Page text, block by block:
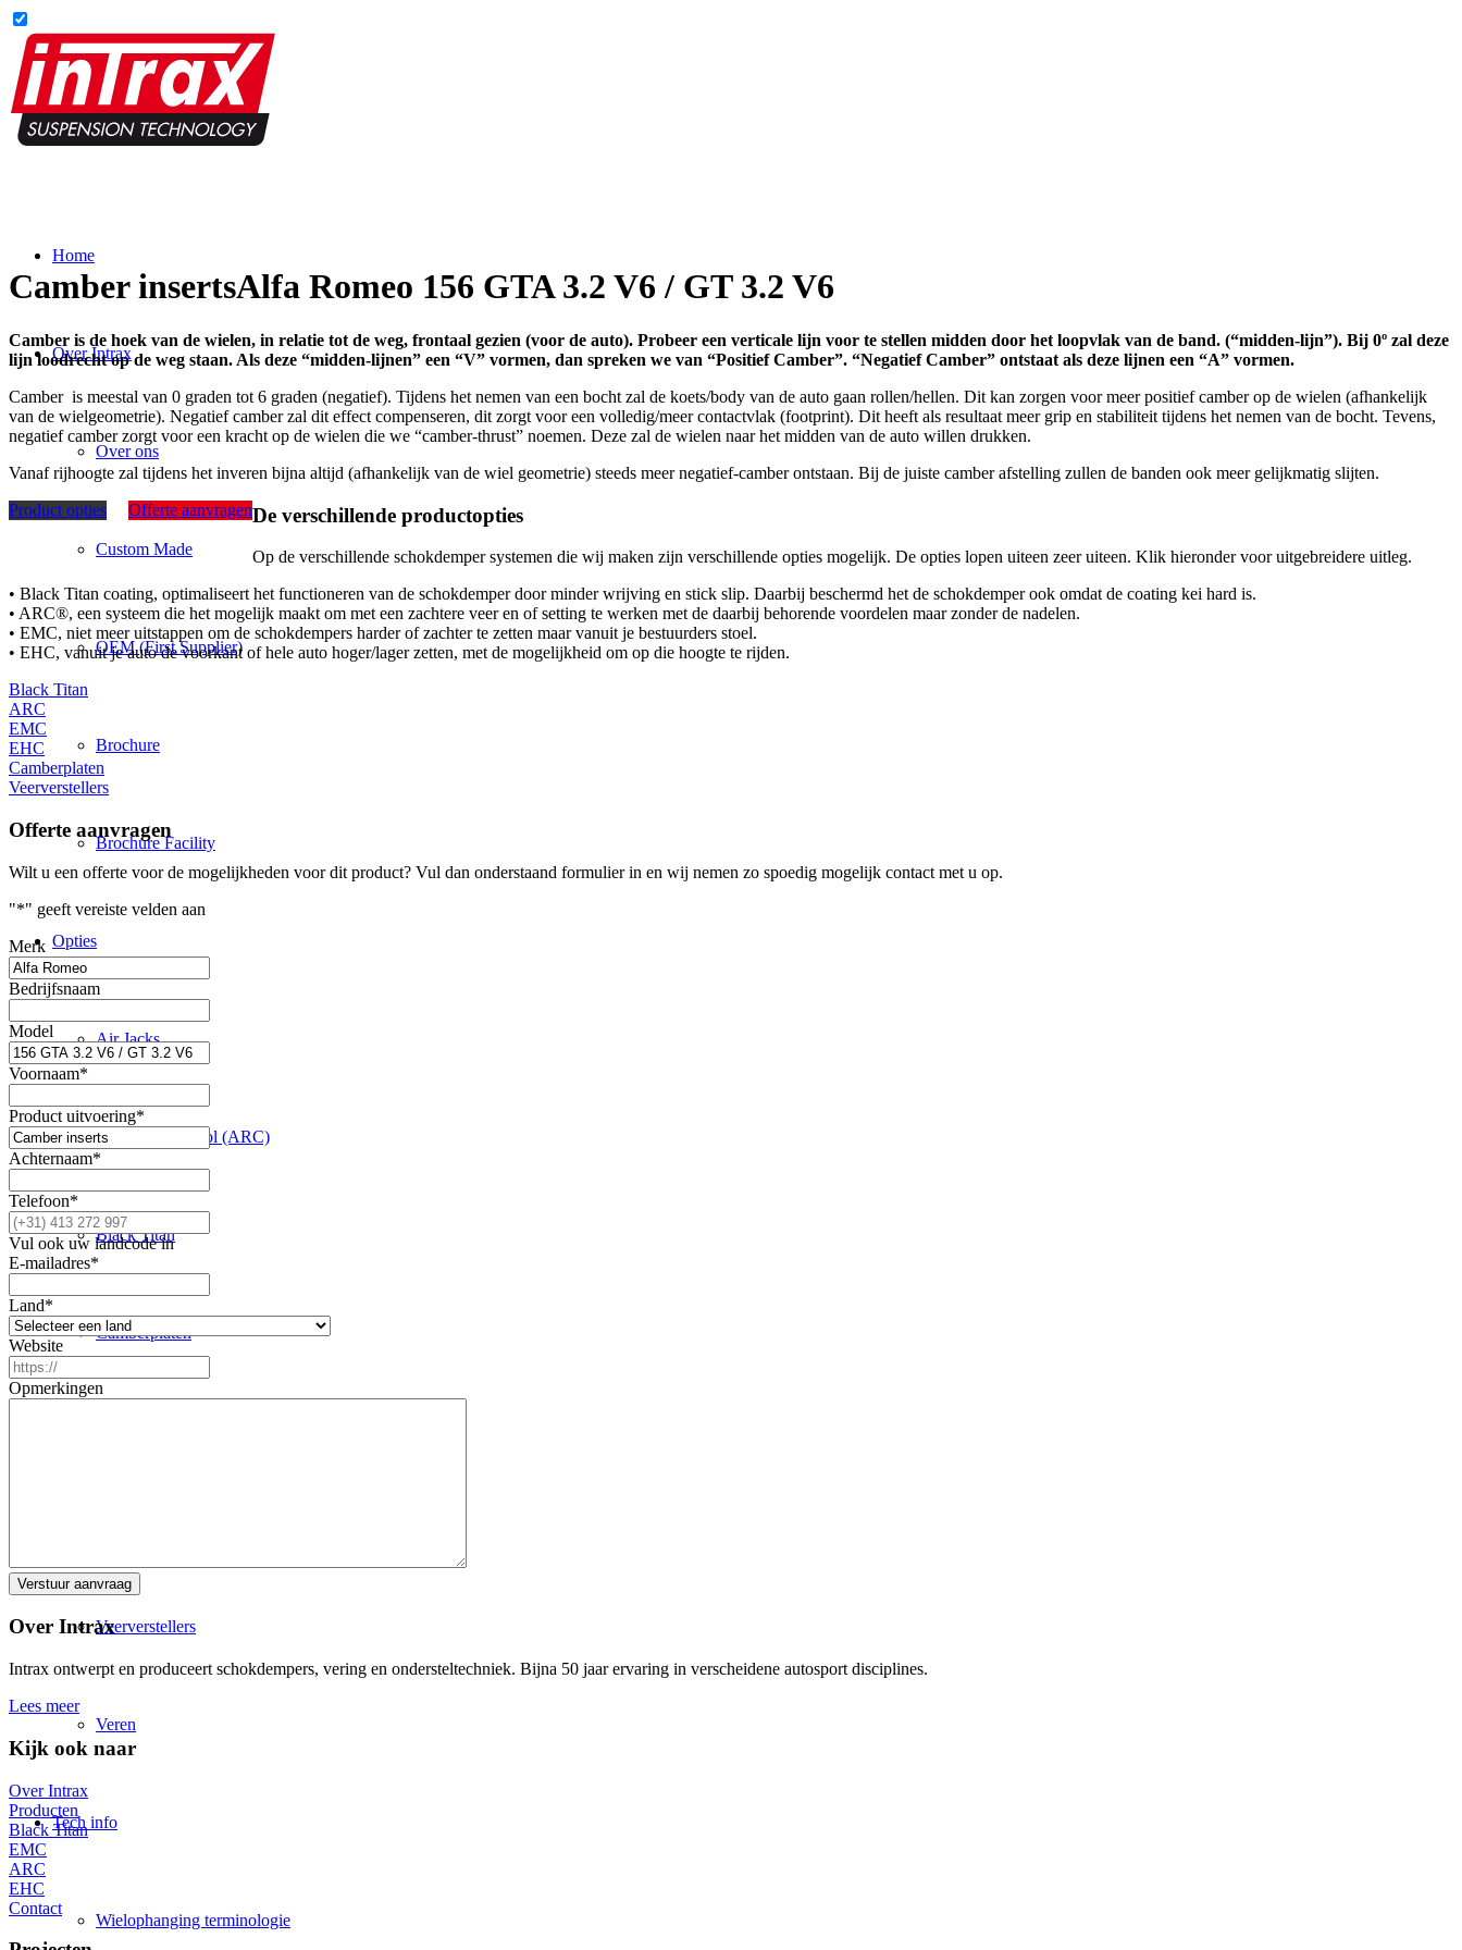
Home
Over Intrax
Over ons
Custom Made
OEM (First Supplier)
Brochure
Brochure Facility
Opties
Air Jacks
Anti Roll-Control (ARC)
Black Titan
Camberplaten
Veerverstellers
Veren
Tech info
Wielophanging terminologie
Camber insertsAlfa Romeo 156 GTA 3.2 V6 / GT 3.2 V6
Camber is de hoek van de wielen, in relatie tot de weg, frontaal gezien (voor de auto). Probeer een verticale lijn voor te stellen midden door het loopvlak van de band. (“midden-lijn”). Bij 0º zal deze
lijn loodrecht op de weg staan. Als deze “midden-lijnen” een “V” vormen, dan spreken we van “Positief Camber”. “Negatief Camber” ontstaat als deze lijnen een “A” vormen.
Camber is meestal van 0 graden tot 6 graden (negatief). Tijdens het nemen van een bocht zal de koets/body van de auto gaan rollen/hellen. Dit kan zorgen voor meer positief camber op de wielen (afhankelijk
van de wielgeometrie). Negatief camber zal dit effect compenseren, dit zorgt voor een volledig/meer contactvlak (footprint). Dit heeft als resultaat meer grip en stabiliteit tijdens het nemen van de bocht. Tevens,
negatief camber zorgt voor een kracht op de wielen die we “camber-thrust” noemen. Deze zal de wielen naar het midden van de auto willen drukken.
Vanaf rijhoogte zal tijdens het inveren bijna altijd (afhankelijk van de wiel geometrie) steeds meer negatief-camber ontstaan. Bij de juiste camber afstelling zullen de banden ook meer gelijkmatig slijten.
Product opties
Offerte aanvragenDe verschillende productopties
Op de verschillende schokdemper systemen die wij maken zijn verschillende opties mogelijk. De opties lopen uiteen zeer uiteen. Klik hieronder voor uitgebreidere uitleg.
• Black Titan coating, optimaliseert het functioneren van de schokdemper door minder wrijving en stick slip. Daarbij beschermd het de schokdemper ook omdat de coating kei hard is.
• ARC®, een systeem die het mogelijk maakt om met een zachtere veer en of setting te werken met de daarbij behorende voordelen maar zonder de nadelen.
• EMC, niet meer uitstappen om de schokdempers harder of zachter te zetten maar vanuit je bestuurders stoel.
• EHC, vanuit je auto de voorkant of hele auto hoger/lager zetten, met de mogelijkheid om op die hoogte te rijden.
Black Titan
ARC
EMC
EHC
Camberplaten
Veerverstellers
Offerte aanvragen
Wilt u een offerte voor de mogelijkheden voor dit product? Vul dan onderstaand formulier in en wij nemen zo spoedig mogelijk contact met u op.
"*" geeft vereiste velden aan
Merk
Bedrijfsnaam
Model
Voornaam*
Product uitvoering*
Achternaam*
Telefoon*
Vul ook uw landcode in
E-mailadres*
Land*
Website
Opmerkingen
Over Intrax
Intrax ontwerpt en produceert schokdempers, vering en ondersteltechniek. Bijna 50 jaar ervaring in verscheidene autosport disciplines.
Lees meer
Kijk ook naar
Over Intrax
Producten
Black Titan
EMC
ARC
EHC
Contact